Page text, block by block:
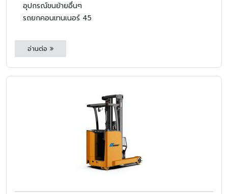
อุปกรณ์ขนย้ายอื่นๆ
รถยกคอนเทนเนอร์ 45
อ่านต่อ